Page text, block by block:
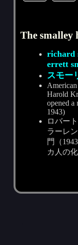
The smalley
richard
errett
スモー
Harold
opened a
1943)
ロバー
ラーレ
門（
カ人の